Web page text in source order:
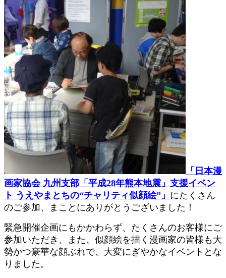
「日本漫
画家協会 九州支部「平成28年熊本地震」支援イベン
ト うえやまとちの“チャリティ似顔絵”」 にたくさん
のご参加、まことにありがとうございました！
緊急開催企画にもかかわらず、たくさんのお客様にご
参加いただき、また、似顔絵を描く漫画家の皆様も大
勢かつ豪華な顔ぶれで、大変にぎやかなイベントとな
りました。